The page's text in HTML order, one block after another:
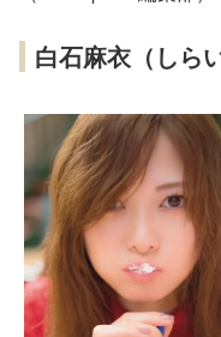
白石麻衣（しら